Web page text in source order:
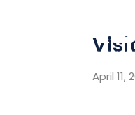
April 11,